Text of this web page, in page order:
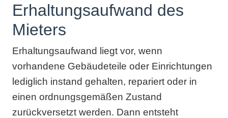
Erhaltungsaufwand des
Mieters
Erhaltungsaufwand liegt vor, wenn
vorhandene Gebäudeteile oder Einrichtungen
lediglich instand gehalten, repariert oder in
einen ordnungsgemäßen Zustand
zurückversetzt werden. Dann entsteht